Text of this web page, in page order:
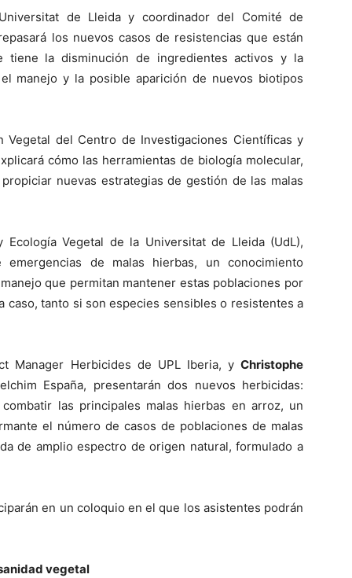
de Lleida y coordinador del Comité de
los nuevos casos de resistencias que están
tiene la disminución de ingredientes activos y la
manejo y la posible aparición de nuevos biotipos
Vegetal del Centro de Investigaciones Científicas y
cómo las herramientas de biología molecular,
nuevas estrategias de gestión de las malas
Vegetal de la Universitat de Lleida (UdL),
de malas hierbas, un conocimiento
que permitan mantener estas poblaciones por
caso, tanto si son especies sensibles o resistentes a
Manager Herbicides de UPL Iberia, yChristophe
España, presentarán dos nuevos herbicidas:
las principales malas hierbas en arroz, un
el número de casos de poblaciones de malas
de amplio espectro de origen natural, formulado a
en un coloquio en el que los asistentes podrán
vegetal